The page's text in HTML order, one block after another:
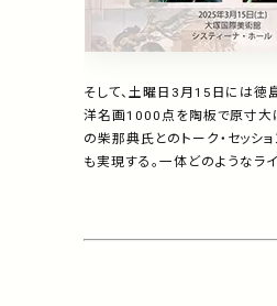
そして、土曜日3月15日には徳
洋名画1000点を陶板で原寸大
の柴那典氏とのトーク・セッシ
も実現する。一体どのようなラ